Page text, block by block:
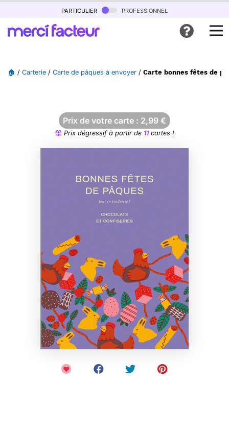
particulier professionnel
🏠 / Carterie / Carte de pâques à envoyer / Carte bonnes fêtes de
Prix de votre carte : 2,99 €
Prix dégressif à partir de 11cartes !